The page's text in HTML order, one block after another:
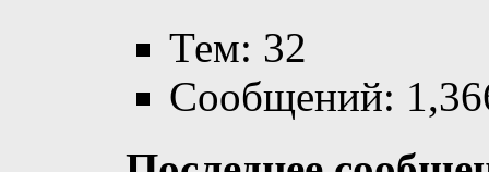
Тем: 32
Сообщений: